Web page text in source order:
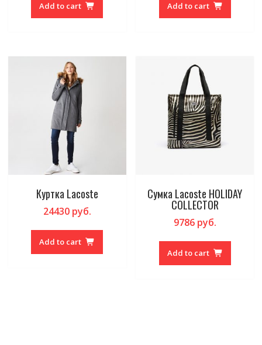
Add to cart Add to cart
Куртка Lacoste
24430руб.
Add to cart
Сумка Lacoste HOLIDAY
COLLECTOR
9786руб.
Add to cart